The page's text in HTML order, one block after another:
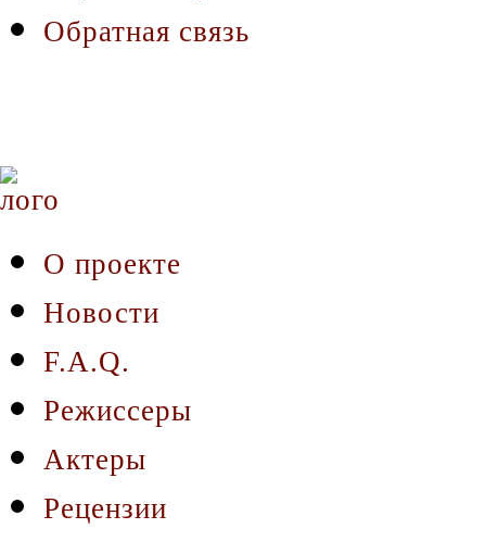
Обратная связь
О проекте
Новости
F.A.Q.
Режиссеры
Актеры
Рецензии